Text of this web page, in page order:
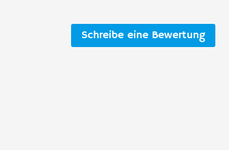
Schreibe eine Bewertung